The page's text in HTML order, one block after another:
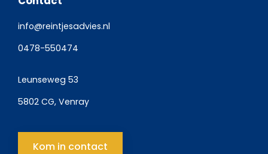
info@reintjesadvies.nl
0478-550474
Leunseweg 53
5802 CG, Venray
Kom in contact